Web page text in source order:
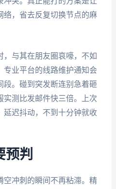
络，省去反复切换节点的麻
，与其在朋友圈哀嚎，不如
专业平台的线路维护通知会
段。碰到突发断连别急着砸
实测比发邮件快三倍。上次
延迟抖动，不到十分钟就收
预判
空冲刺的瞬间不再粘滞。精